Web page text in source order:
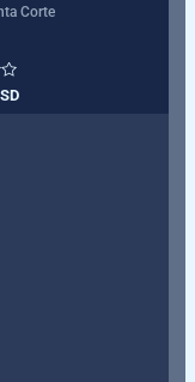
Corte